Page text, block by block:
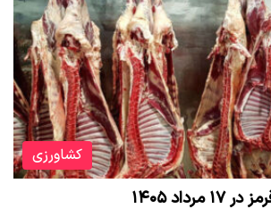
کشاورزی
۱۴۰۵